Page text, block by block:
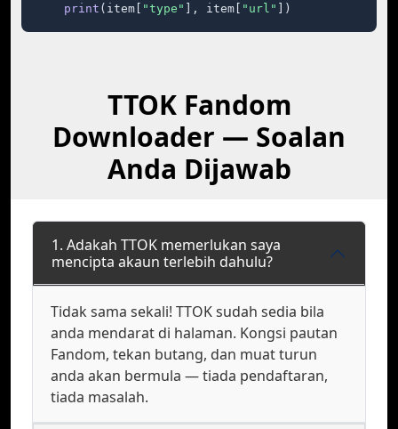
print (item[ "type" ], item[ "url" ])
TTOK Fandom
Downloader — Soalan
Anda Dijawab
1. Adakah TTOK memerlukan saya
mencipta akaun terlebih dahulu?
Tidak sama sekali! TTOK sudah sedia bila
anda mendarat di halaman. Kongsi pautan
Fandom, tekan butang, dan muat turun
anda akan bermula — tiada pendaftaran,
tiada masalah.